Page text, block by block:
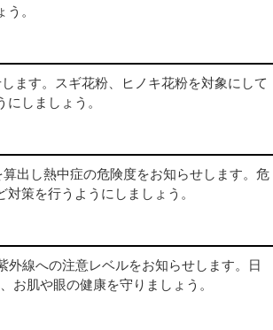
。
ます。スギ花粉、ヒノキ花粉を対象にして
しましょう。
出し熱中症の危険度をお知らせします。危
策を行うようにしましょう。
線への注意レベルをお知らせします。日
お肌や眼の健康を守りましょう。